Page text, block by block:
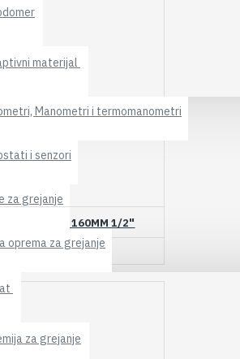
materijal
Manometri i termomanometri
i senzori
za grejanje
oprema za grejanje
za grejanje
SONDE 160MM 1/2"